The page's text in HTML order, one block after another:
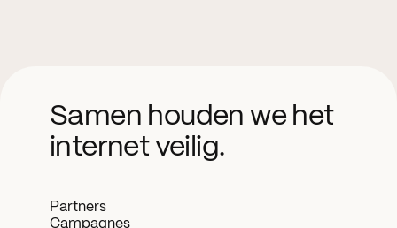
Samen houden we het
internet veilig.
Partners
Campagnes